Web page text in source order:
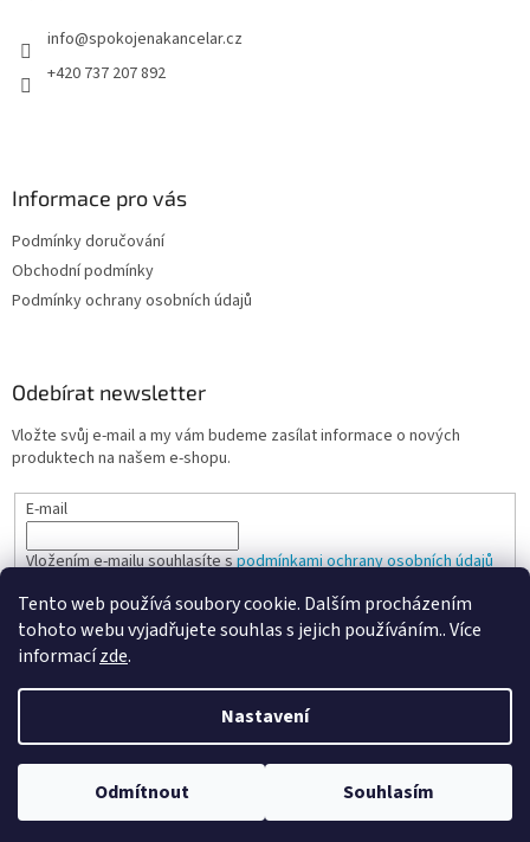
Tento web používá soubory cookie. Dalším procházením
tohoto webu vyjadřujete souhlas s jejich používáním.. Více
informacízde.
Nastavení
Odmítnout Souhlasím
info@spokojenakancelar.cz
+420 737 207 892
Informace pro vás
Podmínky doručování
Obchodní podmínky
Podmínky ochrany osobních údajů
Odebírat newsletter
Vložte svůj e-mail a my vám budeme zasílat informace o nových
produktech na našem e-shopu.
E-mail
Vložením e-mailu souhlasíte spodmínkami ochrany osobních údajů
PŘIHLÁSIT SE
Vytvořil Shoptet
Copyright 2026Spokojená kancelář . Všechna práva vyhrazena.